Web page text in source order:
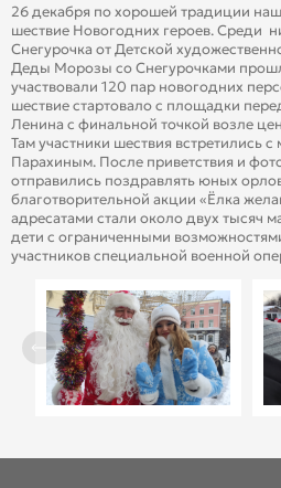
26 декабря по хорошей традиции
шествие Новогодних героев. Среди
Снегурочка от Детской
Деды Морозы со Снегурочками
участвовали 120 пар новогодних
шествие стартовало с площадки
Ленина с финальной точкой возле
Там участники шествия
Парахиным. После приветствия и
отправились поздравлять юных
благотворительной акции «Ёлка
адресатами стали около двух тысяч
дети с ограниченными
участников специальной военной